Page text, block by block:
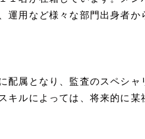
運用など様々な部門出身者
配属となり、監査のスペシ
キルによっては、将来的に